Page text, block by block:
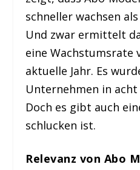
schneller wachsen
Und zwar ermittelt
eine Wachstumsrate
aktuelle Jahr. Es
Unternehmen in
Doch es gibt auch
schlucken ist.
Relevanz von Abo